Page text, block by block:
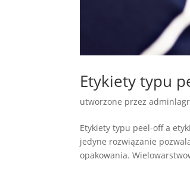
Etykiety typu
utworzone przez
Etykiety typu peel-off a
jedyne rozwiązanie
opakowania.